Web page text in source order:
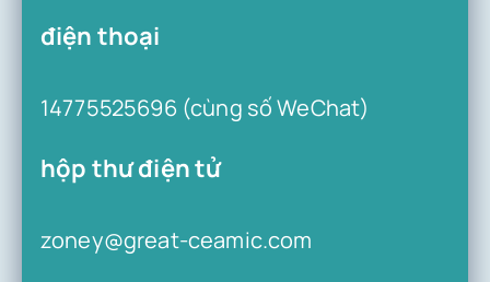
điện thoại
14775525696 (cùng số WeChat)
hộp thư điện tử
zoney@great-ceamic.com